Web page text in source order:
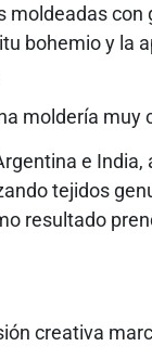
moldeadas con
bohemio y la
moldería muy
e India,
tejidos
resultado
creativa